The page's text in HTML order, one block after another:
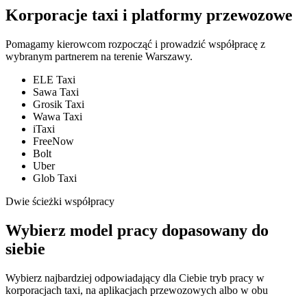
Korporacje taxi i platformy przewozowe
Pomagamy kierowcom rozpocząć i prowadzić współpracę z
wybranym partnerem na terenie Warszawy.
ELE Taxi
Sawa Taxi
Grosik Taxi
Wawa Taxi
iTaxi
FreeNow
Bolt
Uber
Glob Taxi
Dwie ścieżki współpracy
Wybierz model pracy dopasowany do
siebie
Wybierz najbardziej odpowiadający dla Ciebie tryb pracy w
korporacjach taxi, na aplikacjach przewozowych albo w obu